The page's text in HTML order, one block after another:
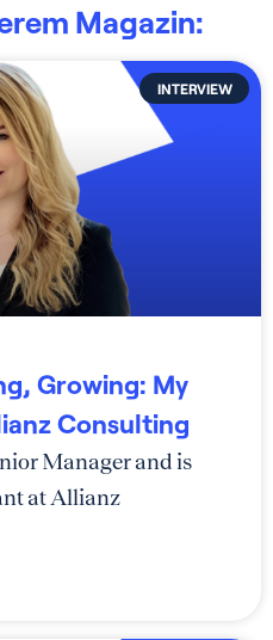
Magazin:
INTERVIEW
Growing: My
Consulting
Manager and is
at Allianz